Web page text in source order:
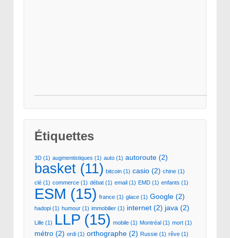
Étiquettes
3D (1) augmentistiques (1) auto (1) autoroute (2)
basket (11) bitcoin (1) casio (2) chine (1)
clé (1) commerce (1) débat (1) email (1) EMD (1) enfants (1)
ESM (15) france (1) glace (1) Google (2)
hadopi (1) humour (1) immobilier (1) internet (2) java (2)
Lille (1) LLP (15) mobile (1) Montréal (1) mort (1)
métro (2) ordi (1) orthographe (2) Russie (1) rêve (1)